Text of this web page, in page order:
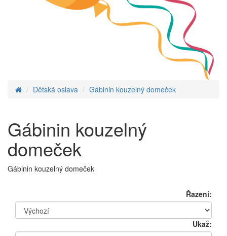
Dětská oslava Gábinin kouzelný domeček
Gábinin kouzelný
domeček
Gábinin kouzelný domeček
Řazení:
Ukaž: